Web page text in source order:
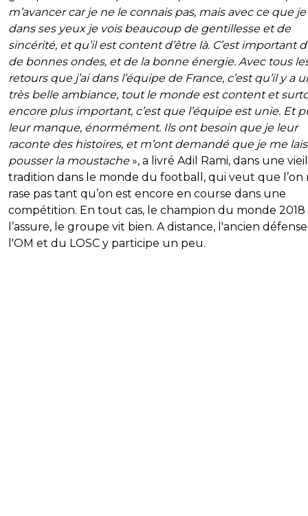
m’avancer car je ne le connais pas, mais avec ce que je
dans ses yeux je vois beaucoup de gentillesse et de
sincérité, et qu’il est content d’être là. C’est important
de bonnes ondes, et de la bonne énergie. Avec tous
retours que j’ai dans l’équipe de France, c’est qu’il y a
très belle ambiance, tout le monde est content et
encore plus important, c’est que l’équipe est unie. Et
leur manque, énormément. Ils ont besoin que je leur
raconte des histoires, et m’ont demandé que je me
pousser la moustache», a livré Adil Rami, dans une
tradition dans le monde du football, qui veut que l’on
rase pas tant qu’on est encore en course dans une
compétition. En tout cas, le champion du monde 2018
l’assure, le groupe vit bien. A distance, l'ancien
l'OM et du LOSC y participe un peu.